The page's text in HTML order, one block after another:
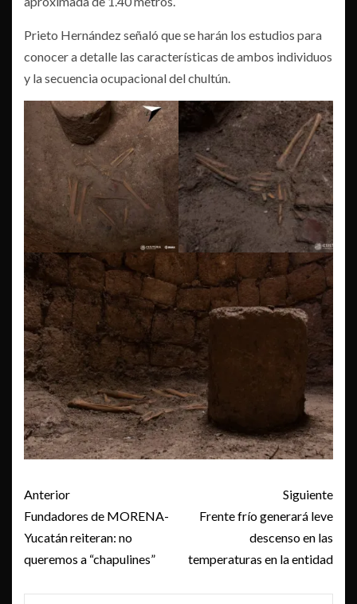
Prieto Hernández señaló que se harán los estudios para
conocer a detalle las características de ambos individuos
y la secuencia ocupacional del chultún.
Post
navigation
Anterior
Fundadores de MORENA-
Yucatán reiteran: no
queremos a “chapulines”
Siguiente
Frente frío generará leve
descenso en las
temperaturas en la entidad